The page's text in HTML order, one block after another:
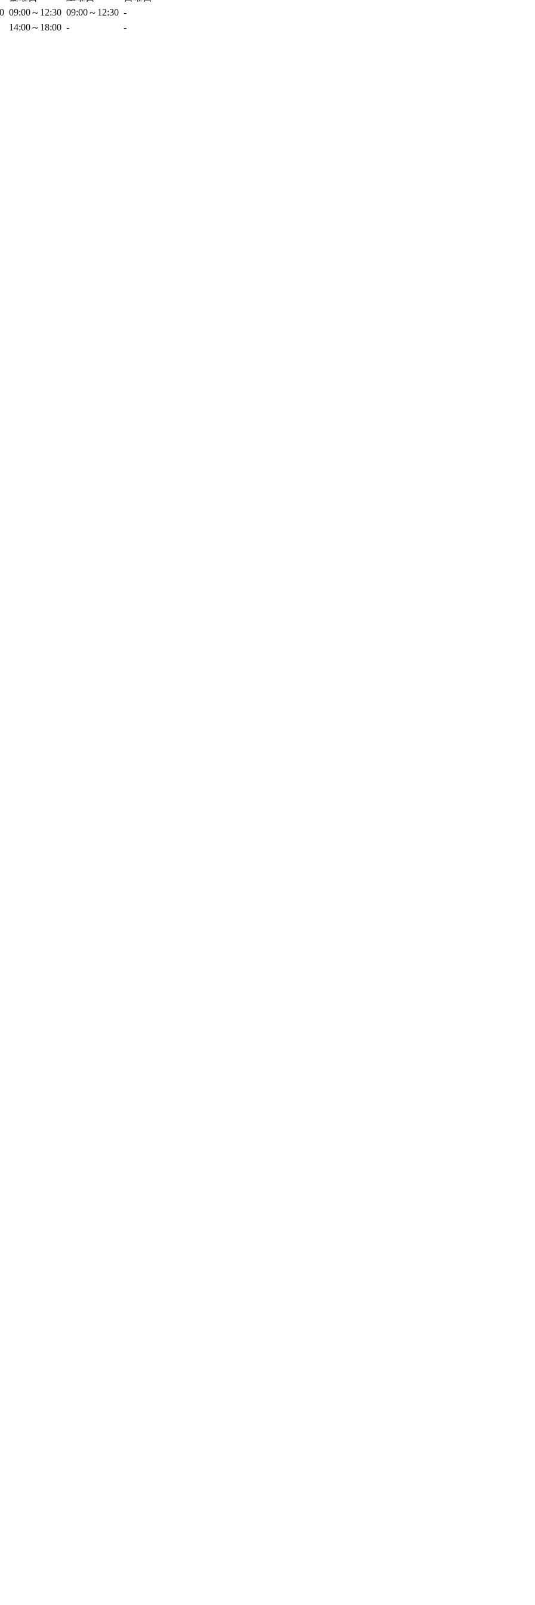
09:00～12:30 09:00～12:30 -
14:00～18:00 - -